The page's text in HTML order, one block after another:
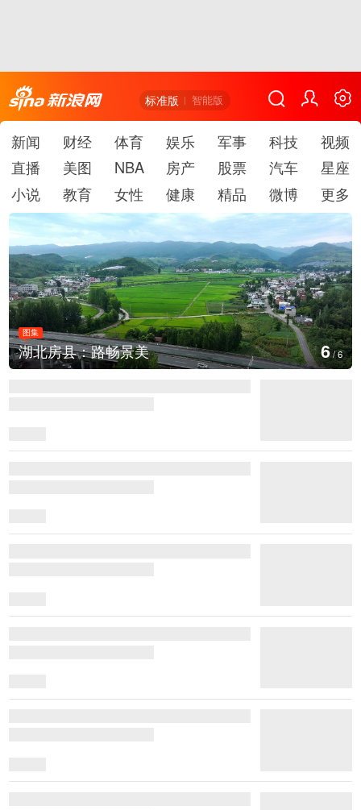
标准版 智能版
新闻 财经 体育 娱乐 军事 科技
视频
直播
美图 NBA 房产 股票 汽车
星座
小说
教育 女性 健康 精品 微博 更多
图集
德国：巴特施瓦尔巴赫森林野火 1/6